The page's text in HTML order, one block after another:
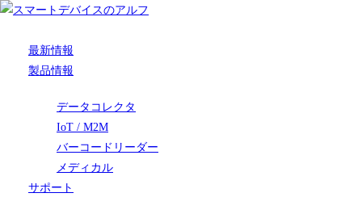
最新情報
製品情報
データコレクタ
IoT / M2M
バーコードリーダー
メディカル
サポート